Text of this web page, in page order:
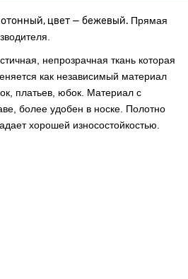
цвет — бежевый. Прямая
непрозрачная ткань которая
как независимый материал
платьев, юбок. Материал с
более удобен в носке. Полотно
хорошей износостойкостью.